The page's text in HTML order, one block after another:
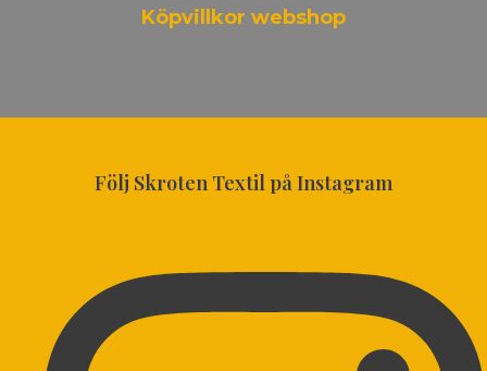
Köpvillkor webshop
Följ Skroten Textil på Instagram